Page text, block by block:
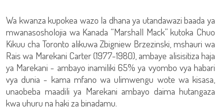
Wa kwanza kupokea wazo la dhana ya utandawazi baada ya
mwanasosholojia wa Kanada “Marshall Mack” kutoka Chuo
Kikuu cha Toronto alikuwa Zbigniew Brzezinski, mshauri wa
Rais wa Marekani Carter (1977-1980), ambaye alisisitiza haja
ya Marekani - ambayo inamiliki 65% ya vyombo vya habari
vya dunia - kama mfano wa ulimwengu wote wa kisasa,
unaobeba maadili ya Marekani ambayo daima hutangaza
kwa uhuru na haki za binadamu.